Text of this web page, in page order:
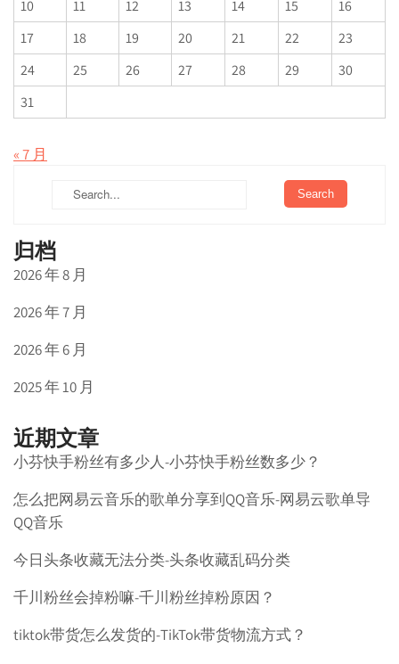
10
11 12 13 14 15
16
17
18 19 20 21 22
23
24
25 26 27 28 29
30
31
« 7 月
归档
2026 年 8 月
2026 年 7 月
2026 年 6 月
2025 年 10 月
近期文章
小芬快手粉丝有多少人-小芬快手粉丝数多少？
怎么把网易云音乐的歌单分享到QQ音乐-网易云歌单导
QQ音乐
今日头条收藏无法分类-头条收藏乱码分类
千川粉丝会掉粉嘛-千川粉丝掉粉原因？
tiktok带货怎么发货的-TikTok带货物流方式？